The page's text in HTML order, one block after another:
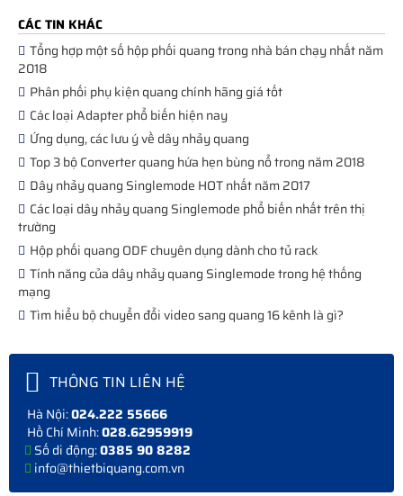
CÁC TIN KHÁC
Tổng hợp một số hộp phối quang trong nhà bán chạy nhất năm
2018
Phân phối phụ kiện quang chính hãng giá tốt
Các loại Adapter phổ biến hiện nay
Ứng dụng, các lưu ý về dây nhảy quang
Top 3 bộ Converter quang hứa hẹn bùng nổ trong năm 2018
Dây nhảy quang Singlemode HOT nhất năm 2017
Các loại dây nhảy quang Singlemode phổ biến nhất trên thị
trường
Hộp phối quang ODF chuyên dụng dành cho tủ rack
Tính năng của dây nhảy quang Singlemode trong hệ thống
mạng
Tìm hiểu bộ chuyển đổi video sang quang 16 kênh là gì?
THÔNG TIN LIÊN HỆ
Hà Nội:024.222 55666
Hồ Chí Minh:028.62959919
Số di động:0385 90 8282
info@thietbiquang.com.vn